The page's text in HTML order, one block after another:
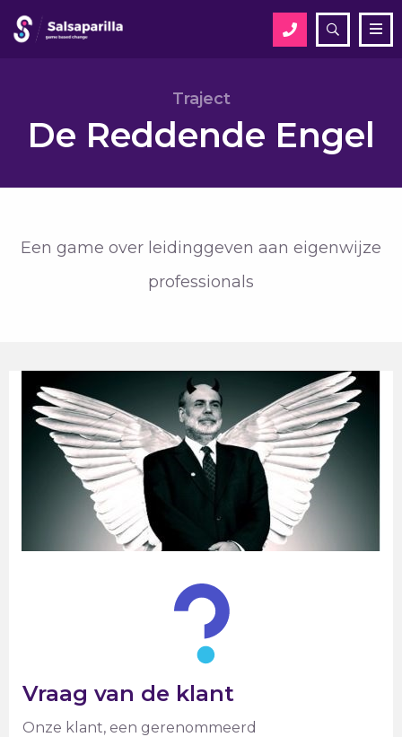
Open
zoekveld
Zoek
Traject
De Reddende Engel
Een game over leidinggeven aan eigenwijze
professionals
Vraag van de klant
Onze klant, een gerenommeerd